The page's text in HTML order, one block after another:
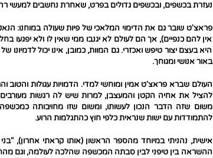
נעזרת בכשפים, ובכשפים גדולים בפרט, שאחרת נחשבים למעשי
פראצ'ט שובר גם את הדימוי המלאכי של פיות שעולה במוחנו:
אין להם כנפיים), אך הם לעולם לא יגנבו ממי שאין לו ולא
היא בעצם יצור טיפש ואכזרי. גם המוות, כמובן, אינו יכול
באור אנושי ומגוחך.
העולם שברא פראצ'ט אמין ומוחשי למדי. הדמויות עגולות והטוב
להציל את אחיה הקטן והמעצבן, למרות שיש לה רגשות
משום שזה הדבר הנכון לעשותו, ומשום שזו מחויבותה
להתמודדות עם ישות שנראית כלפי חוץ כהתגלמות הרוע.
אישית, נהניתי במיוחד מהספר הראשון (אותו קראתי אחרון),
ההשראה בין טיפני לבין סבתה המכשפה שהלכה לעולמה, וגם